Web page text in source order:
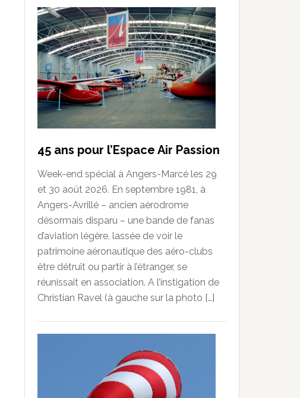
45 ans pour l’Espace Air Passion
Week-end spécial à Angers-Marcé les 29
et 30 août 2026. En septembre 1981, à
Angers-Avrillé – ancien aérodrome
désormais disparu – une bande de fanas
d’aviation légère, lassée de voir le
patrimoine aéronautique des aéro-clubs
être détruit ou partir à l’étranger, se
réunissait en association. A l’instigation de
Christian Ravel (à gauche sur la photo […]